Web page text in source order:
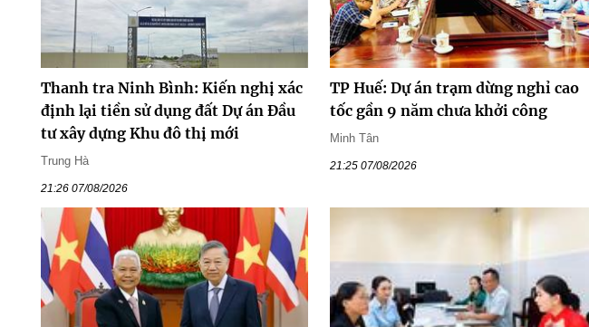
Thanh tra Ninh Bình: Kiến nghị xác
định lại tiền sử dụng đất Dự án Đầu
tư xây dựng Khu đô thị mới
Trung Hà
21:26 07/08/2026
TP Huế: Dự án trạm dừng nghỉ cao
tốc gần 9 năm chưa khởi công
Minh Tân
21:25 07/08/2026